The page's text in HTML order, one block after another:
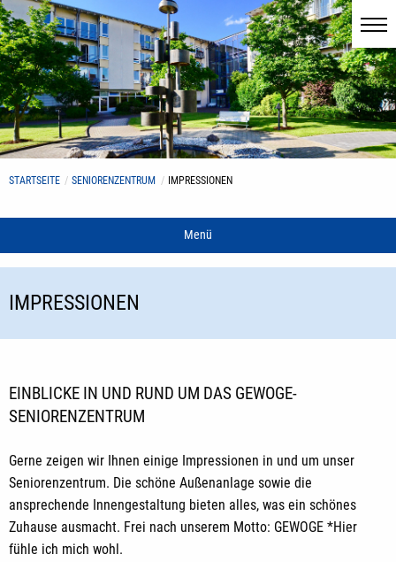
STARTSEITE SENIORENZENTRUM IMPRESSIONEN
Menü
IMPRESSIONEN
EINBLICKE IN UND RUND UM DAS GEWOGE-
SENIORENZENTRUM
Gerne zeigen wir Ihnen einige Impressionen in und um unser
Seniorenzentrum. Die schöne Außenanlage sowie die
ansprechende Innengestaltung bieten alles, was ein schönes
Zuhause ausmacht. Frei nach unserem Motto: GEWOGE *Hier
fühle ich mich wohl.